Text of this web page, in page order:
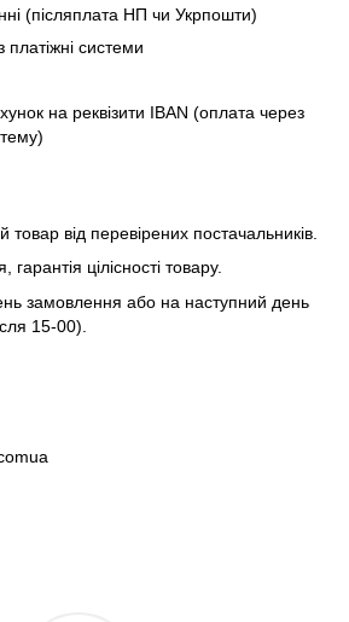
(післяплата НП чи Укрпошти)
системи
на реквізити IBAN (оплата через
товар від перевірених постачальників.
цілісності товару.
замовлення або на наступний день
15-00).